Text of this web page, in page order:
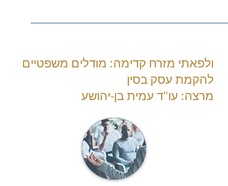
ולפאתי מזרח קדימה: מודלים משפטיים
להקמת עסק בסין
מרצה: עו"ד עמית בן-יהושע